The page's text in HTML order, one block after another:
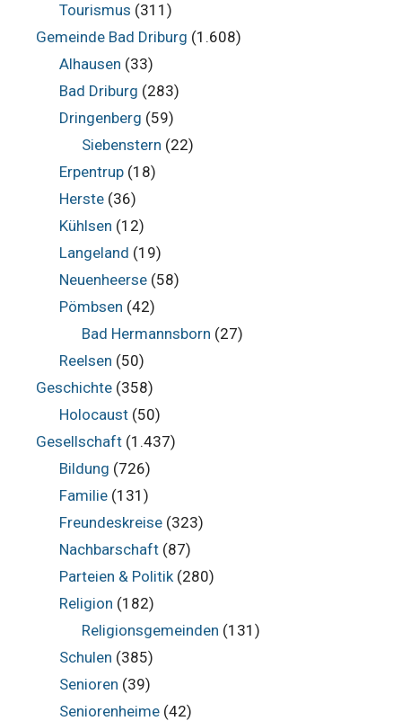
Tourismus (311)
Gemeinde Bad Driburg (1.608)
Alhausen (33)
Bad Driburg (283)
Dringenberg (59)
Siebenstern (22)
Erpentrup(18)
Herste(36)
Kühlsen (12)
Langeland (19)
Neuenheerse(58)
Pömbsen (42)
Bad Hermannsborn (27)
Reelsen (50)
Geschichte (358)
Holocaust(50)
Gesellschaft (1.437)
Bildung (726)
Familie(131)
Freundeskreise(323)
Nachbarschaft(87)
Parteien & Politik(280)
Religion (182)
Religionsgemeinden (131)
Schulen (385)
Senioren (39)
Seniorenheime(42)